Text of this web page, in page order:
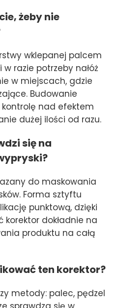
żeby nie
wklepanej palcem
razie potrzeby nałóż
w miejscach, gdzie
Budowanie
nad efektem
dużej ilości od razu.
się na
do maskowania
Forma sztyftu
punktową, dzięki
dokładnie na
produktu na całą
ten korektor?
metody: palec, pędzel